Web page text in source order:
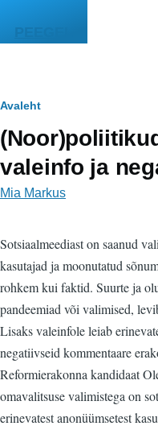
PEEGEL
Leivapuru
Avaleht
valeinfo ja
Mia Markus
Sotsiaalmeediast on saanud
kasutajad ja moonutatud
rohkem kui faktid. Suurte ja
pandeemiad või valimised,
Lisaks valeinfole leiab
negatiivseid kommentaare
Reformierakonna kandidaat
omavalitsuse valimistega on
erinevatest anonüümsetest